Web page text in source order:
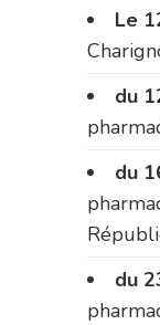
Le
du
du
du